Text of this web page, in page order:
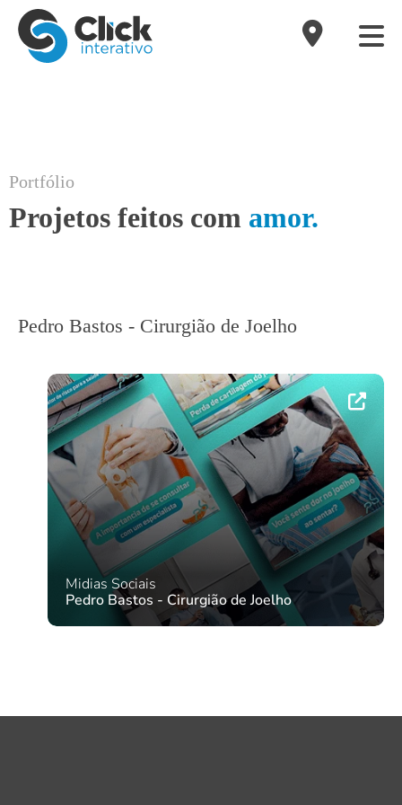
Portfólio
Projetos feitos com amor.
Pedro Bastos - Cirurgião de Joelho
Midias Sociais
Pedro Bastos - Cirurgião de Joelho